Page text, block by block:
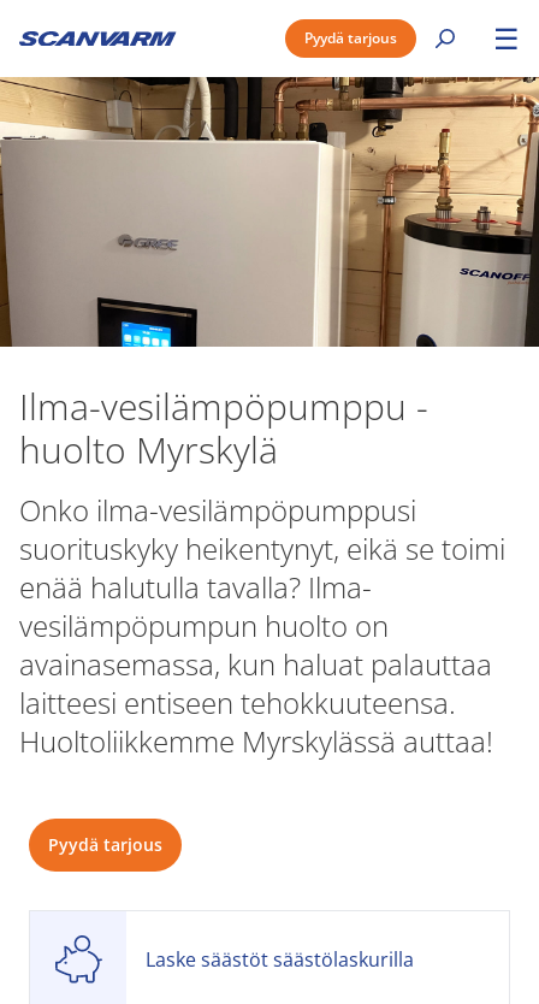
Pyydä tarjous ☰
Ilma-vesilämpöpumppu -
huolto Myrskylä
Onko ilma-vesilämpöpumppusi
suorituskyky heikentynyt, eikä se toimi
enää halutulla tavalla? Ilma-
vesilämpöpumpun huolto on
avainasemassa, kun haluat palauttaa
laitteesi entiseen tehokkuuteensa.
Huoltoliikkemme Myrskylässä auttaa!
Pyydä tarjous
Laske säästöt säästölaskurilla